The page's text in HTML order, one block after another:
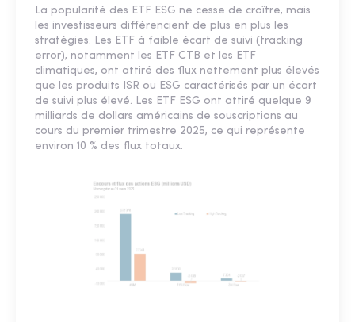
La popularité des ETF ESG ne cesse de croître, mais
les investisseurs différencient de plus en plus les
stratégies. Les ETF à faible écart de suivi (tracking
error), notamment les ETF CTB et les ETF
climatiques, ont attiré des flux nettement plus élevés
que les produits ISR ou ESG caractérisés par un écart
de suivi plus élevé. Les ETF ESG ont attiré quelque 9
milliards de dollars américains de souscriptions au
cours du premier trimestre 2025, ce qui représente
environ 10 % des flux totaux.